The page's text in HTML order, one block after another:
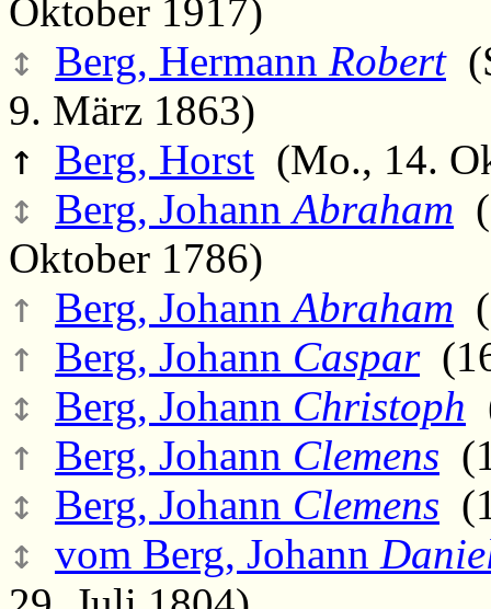
Oktober 1917)
↕ Berg, Hermann Robert
9. März 1863)
↑ Berg, Horst (Mo., 14.
↕ Berg, JohannAbraham
Oktober 1786)
↑ Berg, JohannAbraham
↑ Berg, Johann Caspar
↕ Berg, Johann Christoph
↑ Berg, Johann Clemens
↕ Berg, Johann Clemens
↕ vom Berg, Johann